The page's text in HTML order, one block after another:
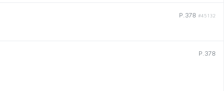
P.378 #45132
P.378